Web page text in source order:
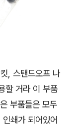
, 스탠드오프 나
할 거라 이 부품
부품들은 모두
쇄가 되어있어